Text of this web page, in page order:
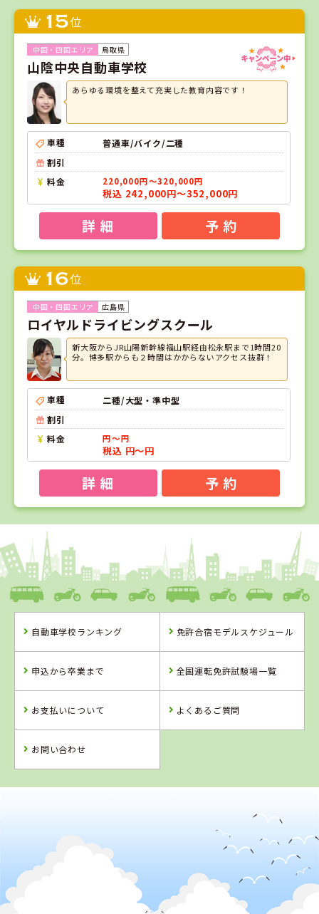
15位
鳥取県
山陰中央自動車学校
あらゆる環境を整えて充実した教育内容です！
車種
普通車/バイク/二種
割引
料金
220,000円～320,000円
税込 242,000円～352,000円
詳 細 予 約
16位
広島県
ロイヤルドライビングスクール
新大阪からJR山陽新幹線福山駅経由松永駅まで1時間20
分。博多駅からも２時間はかからないアクセス抜群！
車種
二種/大型・準中型
割引
料金
円～円
税込 円～円
詳 細 予 約
1
島根県
浜乃木ドライビングスクール
詳 細 予 約
ングスクール
予 約
校
自動車学校ランキング 免許合宿モデルスケジュール
申込から卒業まで 全国運転免許試験場一覧
お支払いについて よくあるご質問
お問い合わせ